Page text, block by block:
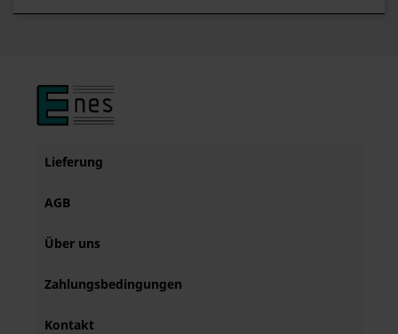
Lieferung
AGB
Über uns
Zahlungsbedingungen
Kontakt